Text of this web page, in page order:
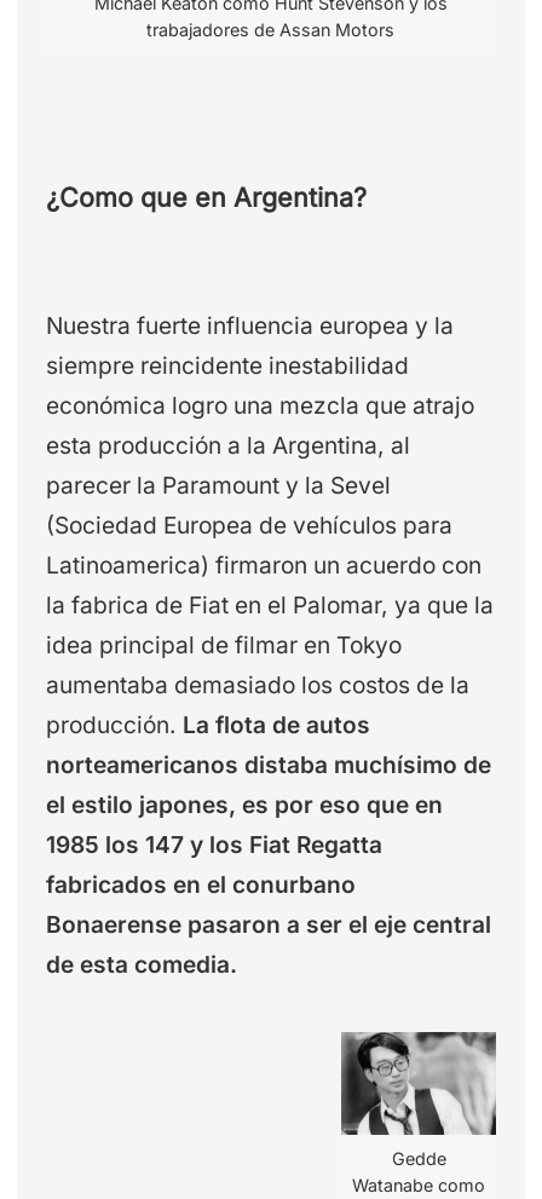
trabajadores de Assan Motors
¿Como que en Argentina?
Nuestra fuerte influencia europea y la
siempre reincidente inestabilidad
económica logro una mezcla que atrajo
esta producción a la Argentina, al
parecer la Paramount y la Sevel
(Sociedad Europea de vehículos para
Latinoamerica) firmaron un acuerdo con
la fabrica de Fiat en el Palomar, ya que la
idea principal de filmar en Tokyo
aumentaba demasiado los costos de la
producción. La flota de autos
norteamericanos distaba muchísimo de
el estilo japones, es por eso que en
1985 los 147 y los Fiat Regatta
fabricados en el conurbano
Bonaerense pasaron a ser el eje central
de esta comedia.
Gedde
Watanabe como